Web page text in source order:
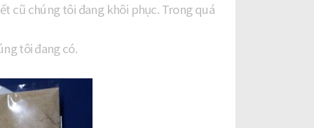
cũ chúng tôi đang khôi phục. Trong quá
tôi đang có.